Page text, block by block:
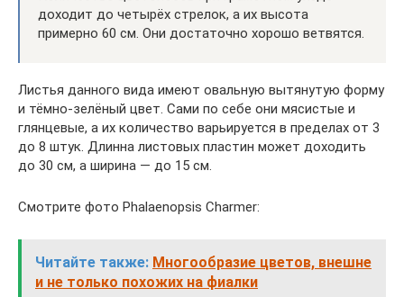
доходит до четырёх стрелок, а их высота
примерно 60 см. Они достаточно хорошо ветвятся.
Листья данного вида имеют овальную вытянутую форму
и тёмно-зелёный цвет. Сами по себе они мясистые и
глянцевые, а их количество варьируется в пределах от 3
до 8 штук. Длинна листовых пластин может доходить
до 30 см, а ширина — до 15 см.
Смотрите фото Phalaenopsis Charmer:
Читайте также: Многообразие цветов, внешне
и не только похожих на фиалки